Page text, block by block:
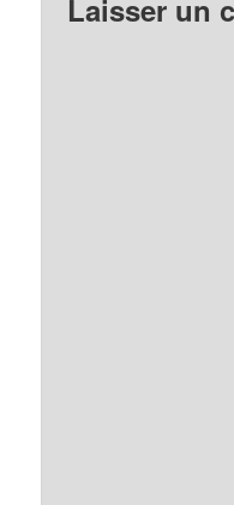
Laisser un